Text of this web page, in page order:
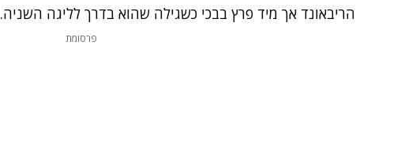
הריבאונד אך מיד פרץ בבכי כשגילה שהוא בדרך לליגה השניה.
פרסומת